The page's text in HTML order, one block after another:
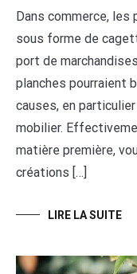
Dans commerce,
sous forme de
port de
planches pourraient
causes, en
mobilier.
matière première,
créations […]
LIRE LA SUITE